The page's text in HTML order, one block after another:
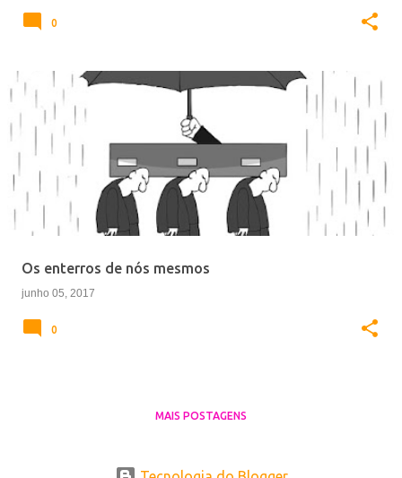
0
Os enterros de nós mesmos
junho 05, 2017
0
MAIS POSTAGENS